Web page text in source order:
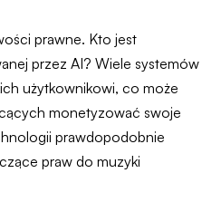
prawne. Kto jest
przez AI? Wiele systemów
użytkownikowi, co może
monetyzować swoje
prawdopodobnie
praw do muzyki